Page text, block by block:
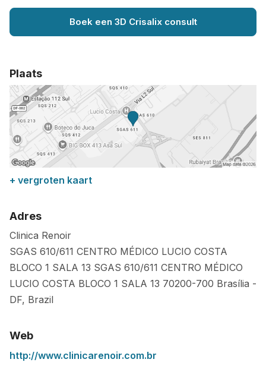
Boek een 3D Crisalix consult
Plaats
+ vergroten kaart
Adres
Clinica Renoir
SGAS 610/611 CENTRO MÉDICO LUCIO COSTA
BLOCO 1 SALA 13 SGAS 610/611 CENTRO MÉDICO
LUCIO COSTA BLOCO 1 SALA 13 70200-700 Brasília -
DF, Brazil
Web
http://www.clinicarenoir.com.br